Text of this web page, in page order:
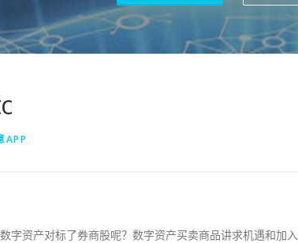
APP
字资产对标了券商股呢？数字资产买卖商品讲求机遇和加